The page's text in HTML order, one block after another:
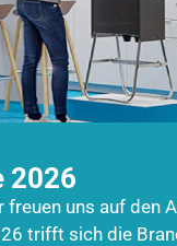
2026
uns auf den
trifft sich die